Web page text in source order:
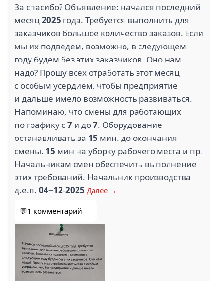
JAPAN TOBACCO
INTERNATIONAL (2) ЮРЕНТБАЙК (2)
1.3
ЧИТАЙ ГОРОД (2) ЭЛАТРО (2)
ФГАУ ФИЦТО (2)
За спасибо? Объявление: начался последний
месяц2025 года. Требуется выполнить для
заказчиков большое количество заказов. Если
мы их подведем, возможно, в следующем
году будем без этих заказчиков. Оно нам
надо? Прошу всех отработать этот месяц
с особым усердием, чтобы предприятие
и дальше имело возможность развиваться.
Напоминаю, что смены для работающих
по графику с7 и до7. Оборудование
останавливать за 15 мин. до окончания
смены. 15 мин на уборку рабочего места и пр.
Начальникам смен обеспечить выполнение
этих требований. Начальник производства
д.е.п. 04−12-2025 Далее →
💬1 комментарий